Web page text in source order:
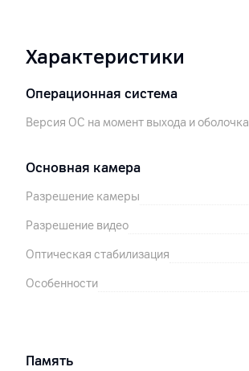
Характеристики
Операционная система
Версия ОС на момент выхода и оболочка
Основная камера
Разрешение камеры
Разрешение видео
Оптическая стабилизация
Особенности
Память